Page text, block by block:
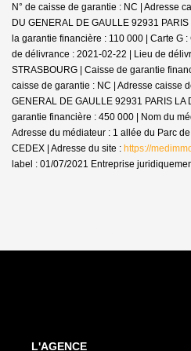
N° de caisse de garantie : NC | Adresse
DU GENERAL DE GAULLE 92931
la garantie financière : 110 000 | Carte G
de délivrance : 2021-02-22 | Lieu de
STRASBOURG | Caisse de garantie
caisse de garantie : NC | Adresse caisse
GENERAL DE GAULLE 92931 PARIS LA
garantie financière : 450 000 | Nom du
Adresse du médiateur : 1 allée du Parc
CEDEX | Adresse du site : https://
label : 01/07/2021 Entreprise
L'AGENCE